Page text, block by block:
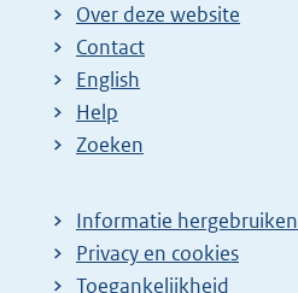
Over deze website
Contact
English
Help
Zoeken
Informatie hergebruiken
Privacy en cookies
Toegankelijkheid